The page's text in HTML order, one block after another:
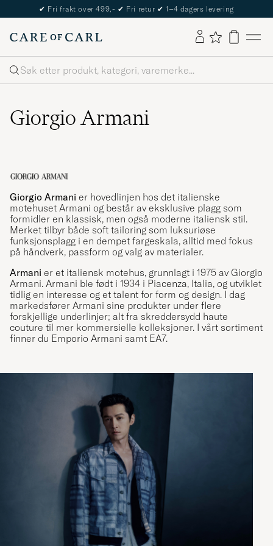
✔ Fri frakt over 499,- ✔ Fri retur ✔ 1–4 dagers levering
Søk
Giorgio Armani
Giorgio Armani er hovedlinjen hos det italienske
motehuset Armani og består av eksklusive plagg som
formidler en klassisk, men også moderne italiensk stil.
Merket tilbyr både soft tailoring som luksuriøse
funksjonsplagg i en dempet fargeskala, alltid med fokus
på håndverk, passform og valg av materialer.
Armani er et italiensk motehus, grunnlagt i 1975 av Giorgio
Armani. Armani ble født i 1934 i Piacenza, Italia, og utviklet
tidlig en interesse og et talent for form og design. I dag
markedsfører Armani sine produkter under flere
forskjellige underlinjer; alt fra skreddersydd haute
couture til mer kommersielle kolleksjoner. I vårt sortiment
finner du Emporio Armani samt EA7.